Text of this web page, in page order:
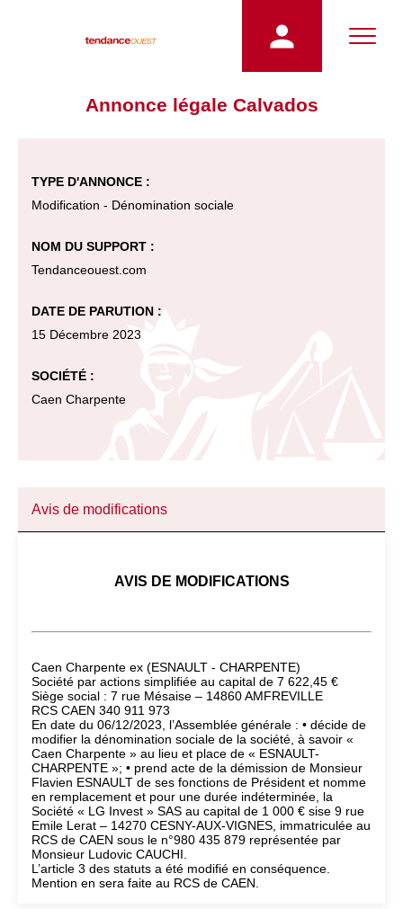
Annonce légale Calvados
TYPE D'ANNONCE :
Modification - Dénomination sociale
NOM DU SUPPORT :
Tendanceouest.com
DATE DE PARUTION :
15 Décembre 2023
SOCIÉTÉ :
Caen Charpente
Avis de modifications
AVIS DE MODIFICATIONS
Caen Charpente ex (ESNAULT - CHARPENTE)
Société par actions simplifiée au capital de 7 622,45 €
Siège social : 7 rue Mésaise – 14860 AMFREVILLE
RCS CAEN 340 911 973
En date du 06/12/2023, l’Assemblée générale : • décide de
modifier la dénomination sociale de la société, à savoir «
Caen Charpente » au lieu et place de « ESNAULT-
CHARPENTE »; • prend acte de la démission de Monsieur
Flavien ESNAULT de ses fonctions de Président et nomme
en remplacement et pour une durée indéterminée, la
Société « LG Invest » SAS au capital de 1 000 € sise 9 rue
Emile Lerat – 14270 CESNY-AUX-VIGNES, immatriculée au
RCS de CAEN sous le n°980 435 879 représentée par
Monsieur Ludovic CAUCHI.
L’article 3 des statuts a été modifié en conséquence.
Mention en sera faite au RCS de CAEN.